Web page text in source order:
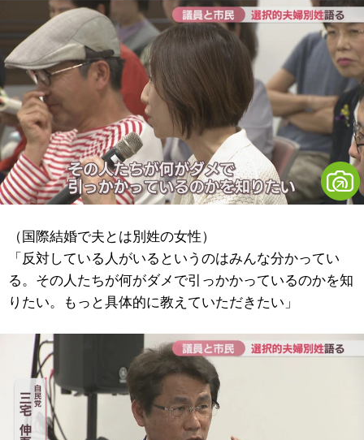
（国際結婚で夫とは別姓の女性）
「反対している人がいるというのはみんな分かってい
る。その人たちが何がダメで引っかかっているのかを知
りたい。もっと具体的に教えていただきたい」